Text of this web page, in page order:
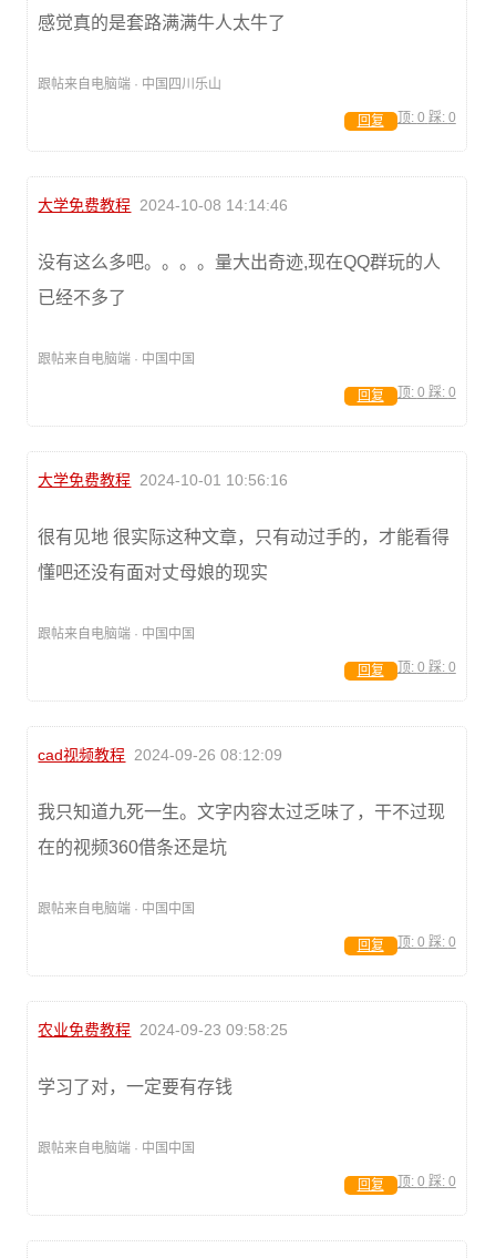
感觉真的是套路满满牛人太牛了
跟帖来自电脑端 · 中国四川乐山
顶: 0 踩: 0
回复
大学免费教程 2024-10-08 14:14:46
没有这么多吧。。。。量大出奇迹,现在QQ群玩的人
已经不多了
跟帖来自电脑端 · 中国中国
顶: 0 踩: 0
回复
大学免费教程 2024-10-01 10:56:16
很有见地 很实际这种文章，只有动过手的，才能看得
懂吧还没有面对丈母娘的现实
跟帖来自电脑端 · 中国中国
顶: 0 踩: 0
回复
cad视频教程 2024-09-26 08:12:09
我只知道九死一生。文字内容太过乏味了，干不过现
在的视频360借条还是坑
跟帖来自电脑端 · 中国中国
顶: 0 踩: 0
回复
农业免费教程 2024-09-23 09:58:25
学习了对，一定要有存钱
跟帖来自电脑端 · 中国中国
顶: 0 踩: 0
回复